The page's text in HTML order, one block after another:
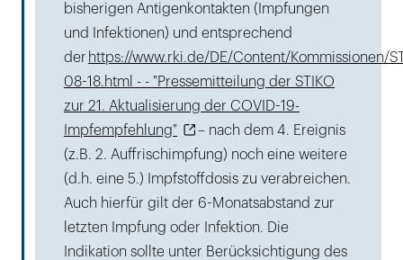
bisherigen Antigenkontakten (Impfungen
und Infektionen) und entsprechend
der https://www.rki.de/DE/Content/Kommissionen/
08-18.html - - "Pressemitteilung der STIKO
zur 21. Aktualisierung der COVID-19-
Impfempfehlung"
– nach dem 4. Ereignis
(z.B. 2. Auffrischimpfung) noch eine weitere
(d.h. eine 5.) Impfstoffdosis zu verabreichen.
Auch hierfür gilt der 6-Monatsabstand zur
letzten Impfung oder Infektion. Die
Indikation sollte unter Berücksichtigung des